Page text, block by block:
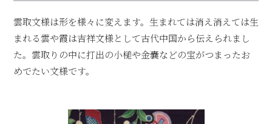
雲取文様は形を様々に変えます。生まれては消え消えては生
まれる雲や霞は吉祥文様として古代中国から伝えられまし
た。雲取りの中に打出の小槌や金嚢などの宝がつまったお
めでたい文様です。